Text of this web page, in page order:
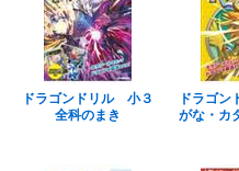
ドラゴンドリル 小３
全科のまき
ドラゴ
がな・カ